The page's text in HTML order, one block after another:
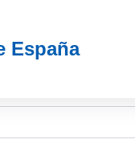
España